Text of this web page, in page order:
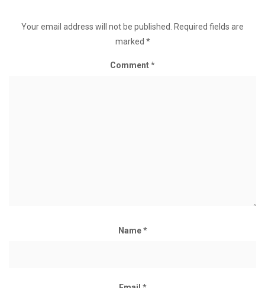
Your email address will not be published.
Required fields are
marked *
Comment*
Name*